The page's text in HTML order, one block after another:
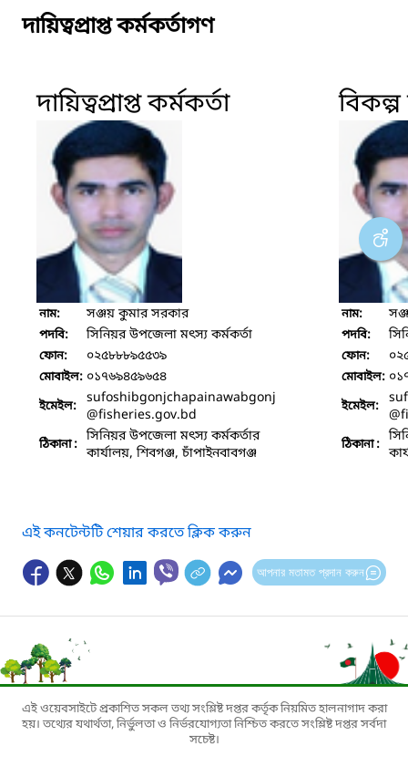
দায়িত্বপ্রাপ্ত কর্মকর্তাগণ
দায়িত্বপ্রাপ্ত কর্মকর্তা
নাম: সঞ্জয় কুমার সরকার
পদবি: সিনিয়র উপজেলা মৎস্য কর্মকর্তা
ফোন: ০২৫৮৮৮৯৫৫৩৯
মোবাইল: ০১৭৬৯৪৫৯৬৫৪
ইমেইল:
sufoshibgonjchapainawabgonj
@fisheries.gov.bd
ঠিকানা : সিনিয়র উপজেলা মৎস্য কর্মকর্তার
কার্যালয়, শিবগঞ্জ, চাঁপাইনবাবগঞ্জ
বিকল্প
নাম:
পদবি:
ফোন:
মোবাইল:
ইমেইল:
ঠিকানা :
এই কনটেন্টটি শেয়ার করতে ক্লিক করুন
আপনার মতামত প্রদান করুন
এই ওয়েবসাইটে প্রকাশিত সকল তথ্য সংশ্লিষ্ট দপ্তর কর্তৃক নিয়মিত হালনাগাদ করা
হয়। তথ্যের যথার্থতা, নির্ভুলতা ও নির্ভরযোগ্যতা নিশ্চিত করতে সংশ্লিষ্ট দপ্তর সর্বদা
সচেষ্ট।